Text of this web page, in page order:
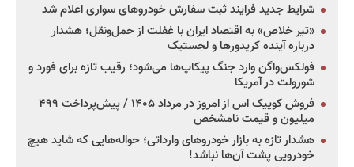
شرایط جدید فرایند ثبت سفارش خودروهای سواری اعلام شد
«تیر خلاص» به اقتصاد ایران با غفلت از حمل‌ونقل؛ هشدار
درباره آینده کریدورها و لجستیک
فولکس‌واگن وارد جنگ پیکاپ‌ها می‌شود؛ رقیب تازه برای فورد و
شورولت در آمریکا
فروش کوییک اس از امروز در مرداد ۱۴۰۵ / پیش‌پرداخت ۴۹۹
میلیون و قیمت نامشخص
هشدار تازه به بازار خودروهای وارداتی؛ حواله‌هایی که شاید هیچ
خودرویی پشت آن‌ها نباشد!